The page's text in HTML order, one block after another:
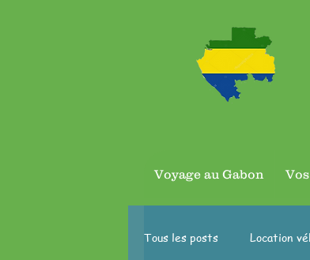
Voyage au Gabon
Tous les posts Location